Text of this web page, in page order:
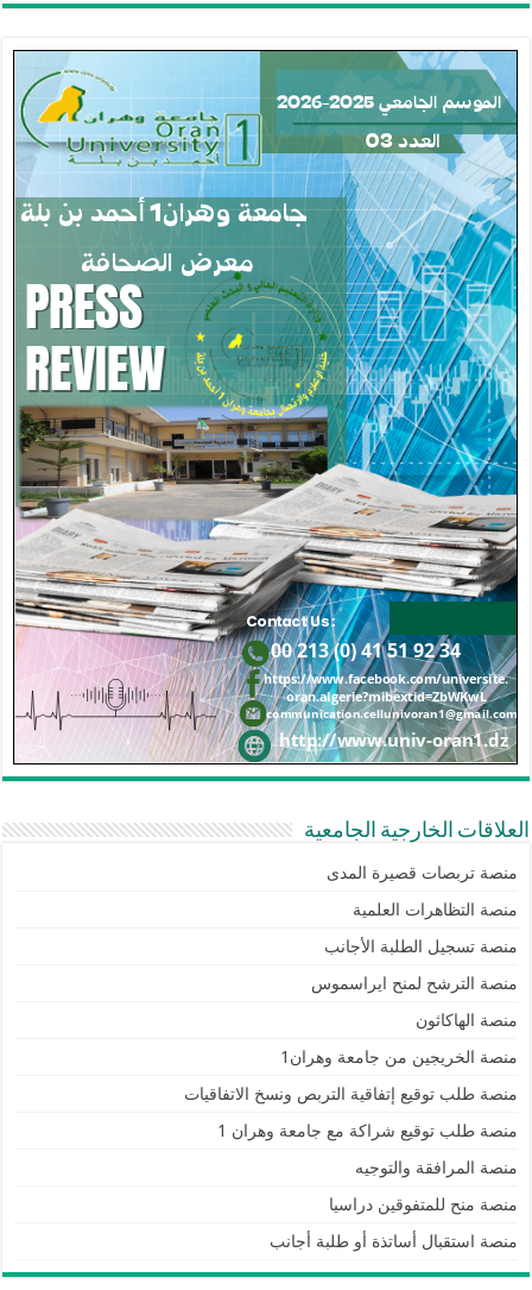
العلاقات الخارجية الجامعية
منصة تربصات قصيرة المدى
منصة التظاهرات العلمية
منصة تسجيل الطلبة الأجانب
منصة الترشح لمنح ايراسموس
منصة الهاكاثون
منصة الخريجين من جامعة وهران1
منصة طلب توقيع إتفاقية التربص ونسخ الاتفاقيات
منصة طلب توقيع شراكة مع جامعة وهران 1
منصة المرافقة والتوجيه
منصة منح للمتفوقين دراسيا
منصة استقبال أساتذة أو طلبة أجانب